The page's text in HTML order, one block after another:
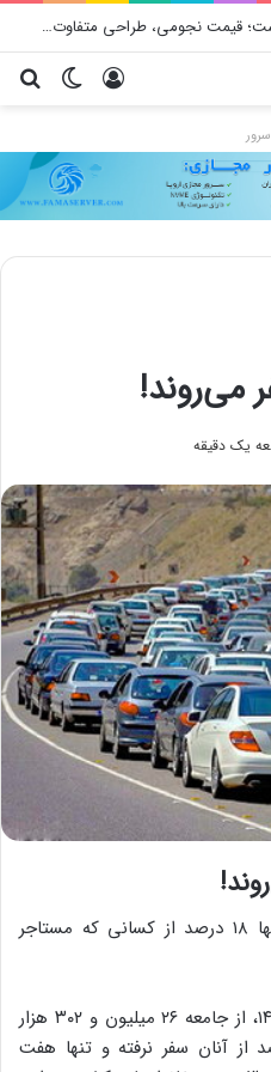
پست فقط پنج هشتگ
تغییر ورود
می‌روند!
یک دقیقه
به گزارش خبرگزاری خبرآنلاین، تنها ۱۸ درصد از کسانی که مستاجر
براساس گزارش اعتماد، در سال ۱۴۰۰، از جامعه ۲۶ میلیون و ۳۰۲ هزار
کشور، حدود ۷۰ درصد از آنان سفر نرفته و تنها هفت